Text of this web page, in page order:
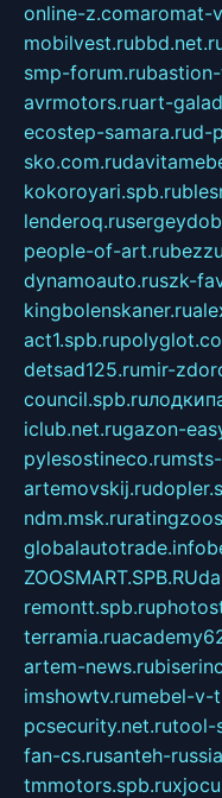
online-z.comaromat-
mobilvest.ru
smp-forum.ru
avrmotors.ruart-
ecostep-samara.rud-
sko.com.ru
kokoroyari.spb.ru
lenderoq.ru
people-of-art.ru
dynamoauto.ruszk-
kingbolenskaner.ru
act1.spb.ru
detsad125.rumir-
council.spb.ru
iclub.net.rugazon-
pylesostineco.ru
artemovskij.ru
ndm.msk.ru
globalautotrade.info
ZOOSMART.SPB.RU
remontt.spb.ru
terramia.ru
artem-news.ru
imshowtv.rumebel-v-
pcsecurity.net.rutool-
fan-cs.rusanteh-
tmmotors.spb.ru